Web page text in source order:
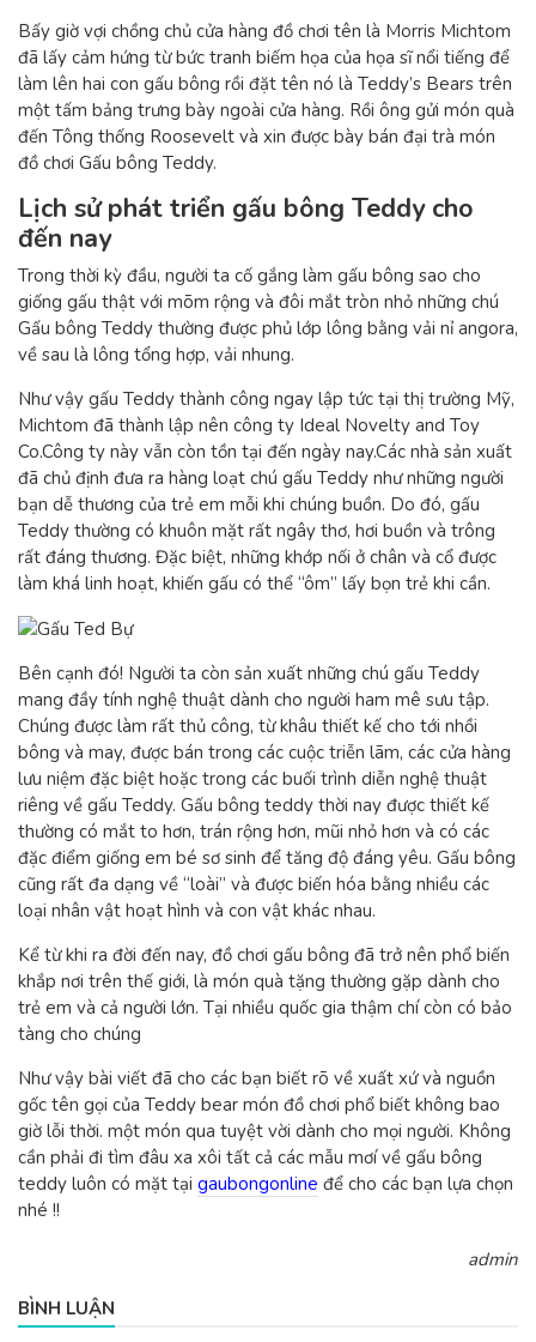
Bấy giờ vợi chồng chủ cửa hàng đồ chơi tên là Morris Michtom
đã lấy cảm hứng từ bức tranh biếm họa của họa sĩ nổi tiếng để
làm lên hai con gấu bông rồi đặt tên nó là Teddy’s Bears trên
một tấm bảng trưng bày ngoài cửa hàng. Rồi ông gửi món quà
đến Tông thống Roosevelt và xin được bày bán đại trà món
đồ chơi Gấu bông Teddy.
Lịch sử phát triển gấu bông Teddy cho
đến nay
Trong thời kỳ đầu, người ta cố gắng làm gấu bông sao cho
giống gấu thật với mõm rộng và đôi mắt tròn nhỏ những chú
Gấu bông Teddy thường được phủ lớp lông bằng vải nỉ angora,
về sau là lông tổng hợp, vải nhung.
Như vậy gấu Teddy thành công ngay lập tức tại thị trường Mỹ,
Michtom đã thành lập nên công ty Ideal Novelty and Toy
Co.Công ty này vẫn còn tồn tại đến ngày nay.Các nhà sản xuất
đã chủ định đưa ra hàng loạt chú gấu Teddy như những người
bạn dễ thương của trẻ em mỗi khi chúng buồn. Do đó, gấu
Teddy thường có khuôn mặt rất ngây thơ, hơi buồn và trông
rất đáng thương. Đặc biệt, những khớp nối ở chân và cổ được
làm khá linh hoạt, khiến gấu có thể “ôm” lấy bọn trẻ khi cần.
Bên cạnh đó! Người ta còn sản xuất những chú gấu Teddy
mang đầy tính nghệ thuật dành cho người ham mê sưu tập.
Chúng được làm rất thủ công, từ khâu thiết kế cho tới nhồi
bông và may, được bán trong các cuộc triễn lãm, các cửa hàng
lưu niệm đặc biệt hoặc trong các buối trình diễn nghệ thuật
riêng về gấu Teddy. Gấu bông teddy thời nay được thiết kế
thường có mắt to hơn, trán rộng hơn, mũi nhỏ hơn và có các
đặc điểm giống em bé sơ sinh để tăng độ đáng yêu. Gấu bông
cũng rất đa dạng về “loài” và được biến hóa bằng nhiều các
loại nhân vật hoạt hình và con vật khác nhau.
Kể từ khi ra đời đến nay, đồ chơi gấu bông đã trở nên phổ biến
khắp nơi trên thế giới, là món quà tặng thường gặp dành cho
trẻ em và cả người lớn. Tại nhiều quốc gia thậm chí còn có bảo
tàng cho chúng
Như vậy bài viết đã cho các bạn biết rõ về xuất xứ và nguồn
gốc tên gọi của Teddy bear món đồ chơi phổ biết không bao
giờ lỗi thời. một món qua tuyệt vời dành cho mọi người. Không
cần phải đi tìm đâu xa xôi tất cả các mẫu mơí về gấu bông
teddy luôn có mặt tại gaubongonline để cho các bạn lựa chọn
nhé !!
admin
BÌNH LUẬN